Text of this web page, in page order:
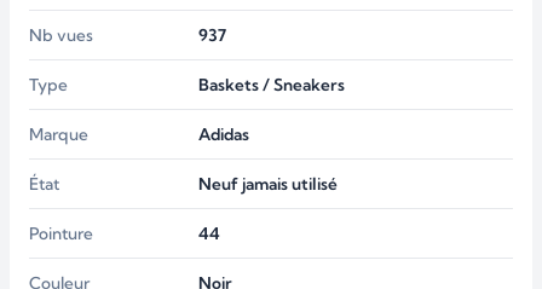
Nb vues 937
Type Baskets / Sneakers
Marque Adidas
État Neuf jamais utilisé
Pointure 44
Couleur Noir